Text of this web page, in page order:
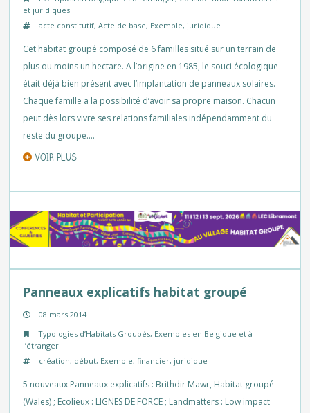
et juridiques
acte constitutif,Acte de base, Exemple, juridique
Cet habitat groupé composé de 6 familles situé sur un terrain de
plus ou moins un hectare. A l’origine en 1985, le souci écologique
était déjà bien présent avec l’implantation de panneaux solaires.
Chaque famille a la possibilité d’avoir sa propre maison. Chacun
peut dès lors vivre ses relations familiales indépendamment du
reste du groupe….
VOIR PLUS
Panneaux explicatifs habitat groupé
08 mars 2014
Typologies d’Habitats Groupés, Exemples en Belgique et à
l’étranger
création, début, Exemple,financier, juridique
5 nouveaux Panneaux explicatifs : Brithdir Mawr, Habitat groupé
(Wales) ; Ecolieux : LIGNES DE FORCE ; Landmatters : Low impact